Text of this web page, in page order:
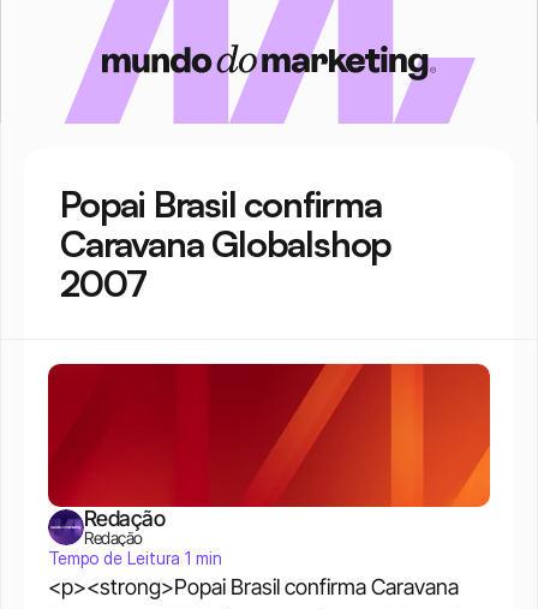
Popai Brasil confirma
Caravana Globalshop
2007
<p><strong>Popai Brasil confirma Caravana
Redação
Redação
Tempo de Leitura 1 min